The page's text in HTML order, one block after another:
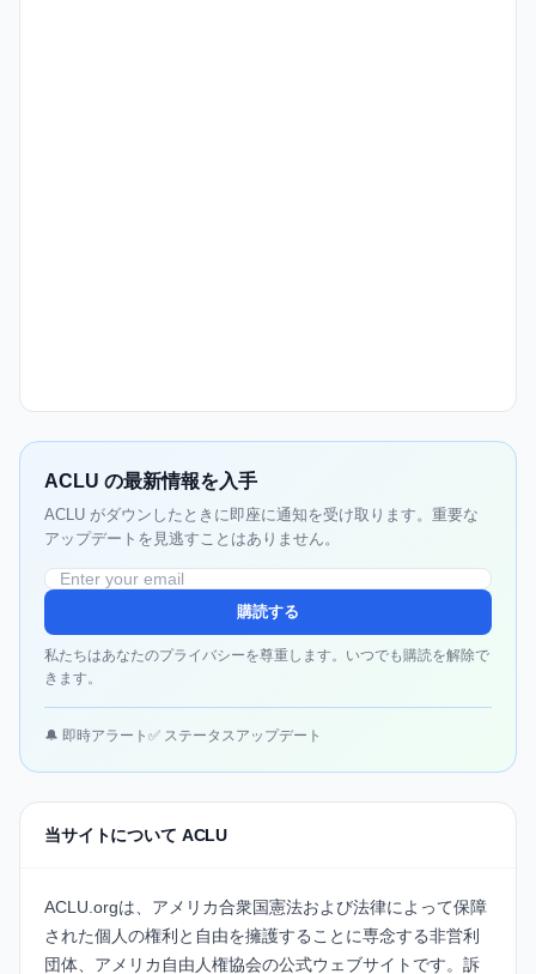
ACLU の最新情報を入手
ACLU がダウンしたときに即座に通知を受け取ります。重要な
アップデートを見逃すことはありません。
購読する
私たちはあなたのプライバシーを尊重します。いつでも購読を解除で
きます。
🔔 即時アラート ✅ ステータスアップデート
当サイトについて ACLU
ACLU.orgは、アメリカ合衆国憲法および法律によって保障
された個人の権利と自由を擁護することに専念する非営利
団体、アメリカ自由人権協会の公式ウェブサイトです。訴